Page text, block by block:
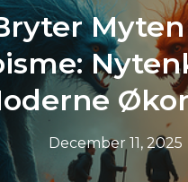
December 11, 2025